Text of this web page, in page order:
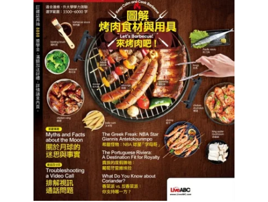
居家生活 運動休閒
女裝 男裝 化妝保養 情趣用品
日本購物 電子/紙本書
HOT